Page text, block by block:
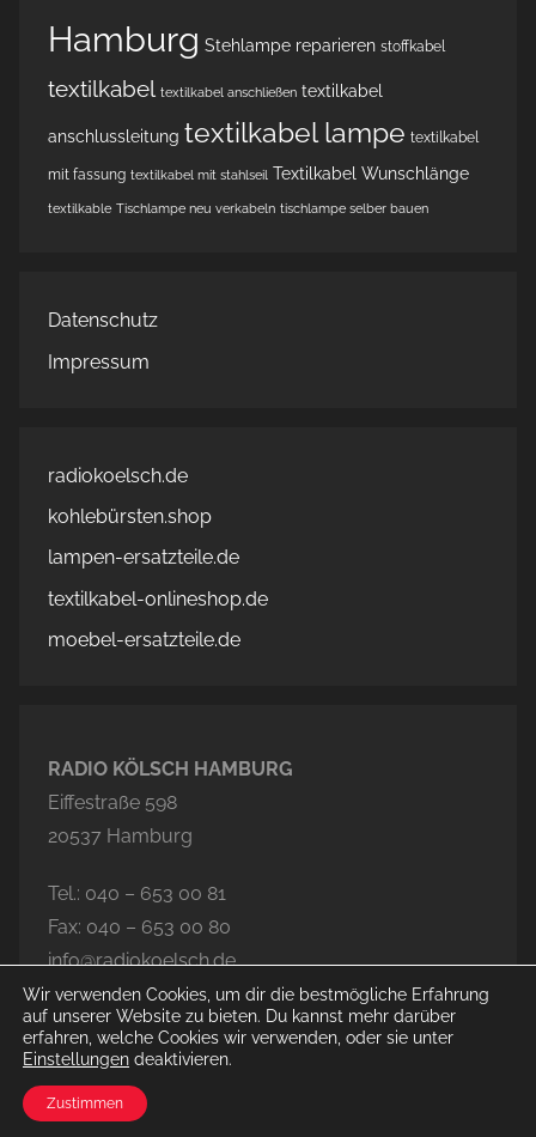
Hamburg Stehlampe reparieren stoffkabel
textilkabel textilkabel anschließen textilkabel
anschlussleitung textilkabel lampe textilkabel
mit fassung textilkabel mit stahlseil Textilkabel Wunschlänge
textilkable Tischlampe neu verkabeln tischlampe selber bauen
Datenschutz
Impressum
radiokoelsch.de
kohlebürsten.shop
lampen-ersatzteile.de
textilkabel-onlineshop.de
moebel-ersatzteile.de
RADIO KÖLSCH HAMBURG
Eiffestraße 598
20537 Hamburg
Tel.: 040 – 653 00 81
Fax: 040 – 653 00 80
info@radiokoelsch.de
© 2026 Radio Kölsch Hamburg
Wir verwenden Cookies, um dir die bestmögliche Erfahrung
auf unserer Website zu bieten. Du kannst mehr darüber
erfahren, welche Cookies wir verwenden, oder sie unter
Einstellungen deaktivieren.
Zustimmen